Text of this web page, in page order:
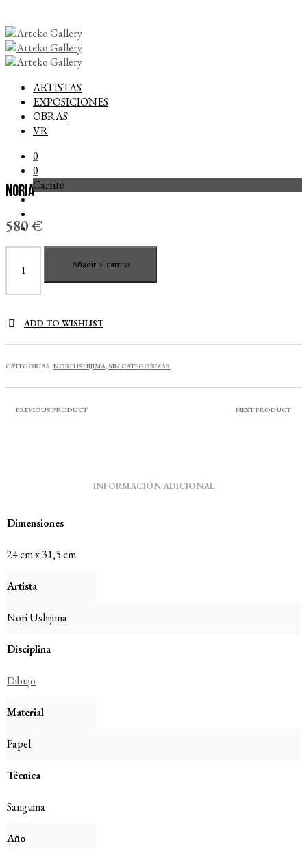
ARTISTAS
EXPOSICIONES
OBRAS
VR
0
0
Carrito
Noria
580€
cantidad
Añadir al carrito
ADD TO WISHLIST
CATEGORÍAS: NORI USHIJIMA,SIN CATEGORIZAR
PREVIOUS PRODUCT NEXT PRODUCT
INFORMACIÓN ADICIONAL
Dimensiones
24 cm x 31,5 cm
Artista
Nori Ushijima
Disciplina
Dibujo
Material
Papel
Técnica
Sanguina
Año